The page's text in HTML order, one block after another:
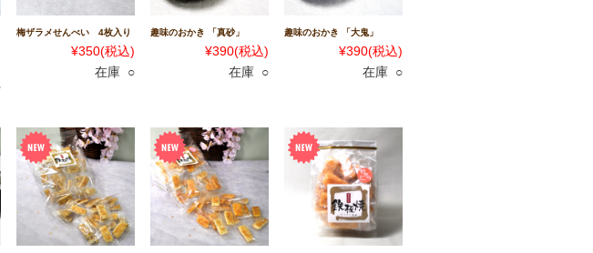
梅ザラメせんべい 4枚入り
¥350(税込)
在庫 ○
趣味のおかき 「真砂」
¥390(税込)
在庫 ○
趣味のおかき 「大鬼」
¥390(税込)
在庫 ○